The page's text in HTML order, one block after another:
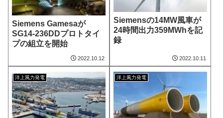
Siemens Gamesaが
SG14-236DDプロトタイ
プの組立を開始
2022.10.12
Siemensの14MW風車が
24時間出力359MWhを記
録
2022.10.11
洋上風力発電 洋上風力発電